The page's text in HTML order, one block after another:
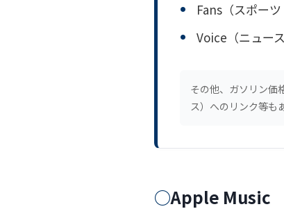
Fans（スポーツ
Voice（ニュー
その他、ガソリン価
ス）へのリンク等も
Apple Music